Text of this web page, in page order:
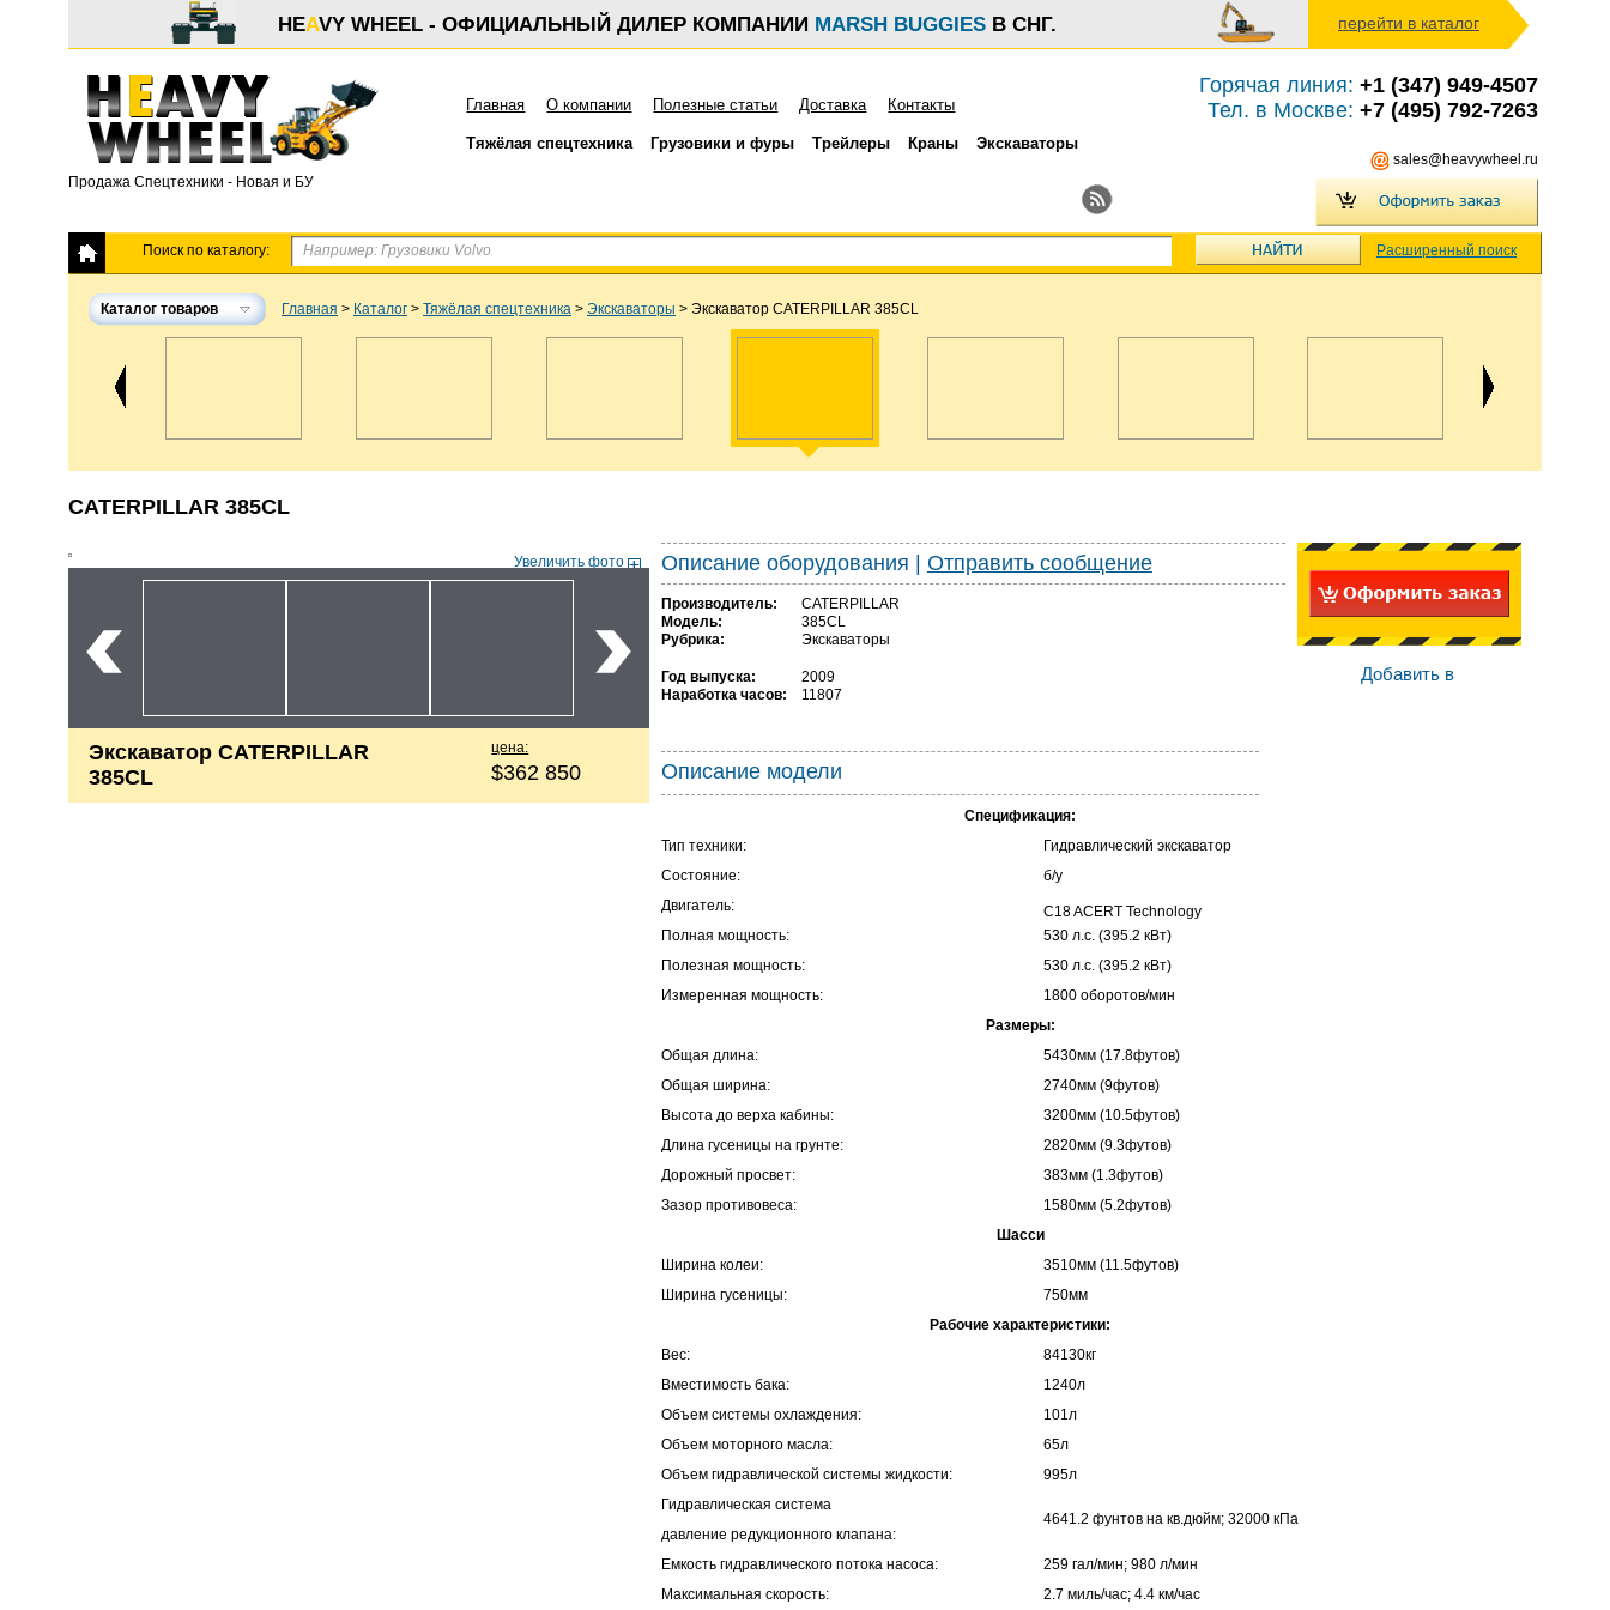
HEAVY WHEEL - ОФИЦИАЛЬНЫЙ ДИЛЕР КОМПАНИИ MARSH BUGGIES В СНГ. перейти в каталог
Продажа Спецтехники - Новая и БУ
Главная О компании Полезные статьи Доставка Контакты
Тяжёлая спецтехника Грузовики и фуры Трейлеры Краны Экскаваторы
Горячая линия: +1 (347) 949-4507
Тел. в Москве: +7 (495) 792-7263
sales@heavywheel.ru
Поиск по каталогу: Расширенный поиск
Каталог товаров Главная > Каталог > Тяжёлая спецтехника > Экскаваторы > Экскаватор CATERPILLAR 385CL
CATERPILLAR 385CL
Увеличить фото
Экскаватор CATERPILLAR
385CL
цена:
$362 850
Описание оборудования Отправить сообщение
Производитель:
CATERPILLAR
Модель:
385CL
Рубрика:
Экскаваторы
Год выпуска:
2009
Наработка часов:
11807
Описание модели
Спецификация:
Тип техники:
Гидравлический экскаватор
Состояние:
б/у
Двигатель:
C18 ACERT Technology
Полная мощность:
530 л.с. (395.2 кВт)
Полезная мощность:
530 л.с. (395.2 кВт)
Измеренная мощность:
1800 оборотов/мин
Размеры:
Общая длина:
5430мм (17.8футов)
Общая ширина:
2740мм (9футов)
Высота до верха кабины:
3200мм (10.5футов)
Длина гусеницы на грунте:
2820мм (9.3футов)
Дорожный просвет:
383мм (1.3футов)
Зазор противовеса:
1580мм (5.2футов)
Шасси
Ширина колеи:
3510мм (11.5футов)
Ширина гусеницы:
750мм
Рабочие характеристики:
Вес:
84130кг
Вместимость бака:
1240л
Объем системы охлаждения:
101л
Объем моторного масла:
65л
Объем гидравлической системы жидкости:
995л
Гидравлическая система
давление редукционного клапана:
4641.2 фунтов на кв.дюйм; 32000 кПа
Емкость гидравлического потока насоса:
259 гал/мин; 980 л/мин
Максимальная скорость:
2.7 миль/час; 4.4 км/час
Добавить в